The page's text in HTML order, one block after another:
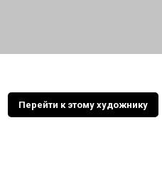
Перейти к этому художнику